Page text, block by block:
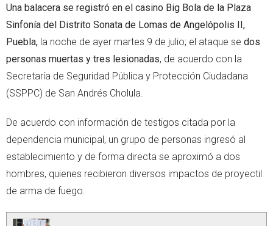
Una balacera se registró en el casino Big Bola de la Plaza
Sinfonía del Distrito Sonata de Lomas de Angelópolis II,
Puebla, la noche de ayer martes 9 de julio; el ataque se dos
personas muertas y tres lesionadas, de acuerdo con la
Secretaría de Seguridad Pública y Protección Ciudadana
(SSPPC) de San Andrés Cholula.
De acuerdo con información de testigos citada por la
dependencia municipal, un grupo de personas ingresó al
establecimiento y de forma directa se aproximó a dos
hombres, quienes recibieron diversos impactos de proyectil
de arma de fuego.